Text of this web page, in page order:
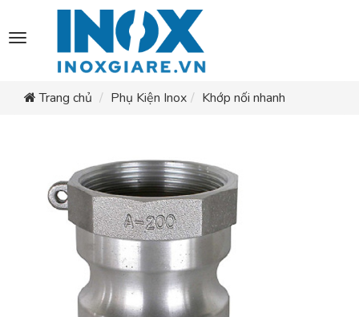
Toggle
navigation
Trang chủ
Phụ Kiện Inox Khớp nối nhanh